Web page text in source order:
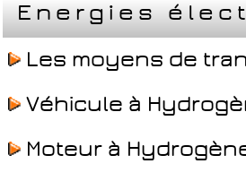
Energies
Les moyens de
Véhicule à
Moteur à